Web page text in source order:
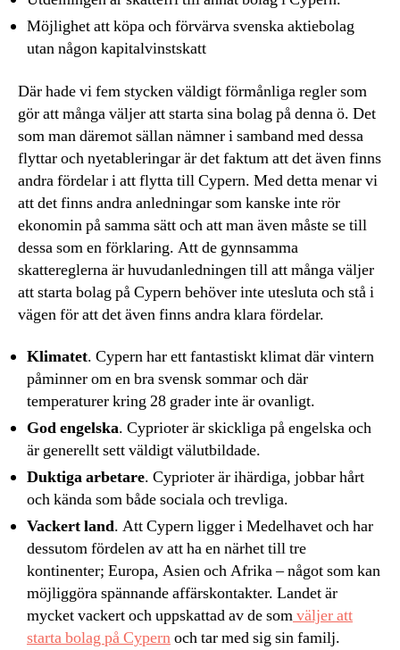
Möjlighet att köpa och förvärva svenska aktiebolag
utan någon kapitalvinstskatt
Där hade vi fem stycken väldigt förmånliga regler som
gör att många väljer att starta sina bolag på denna ö. Det
som man däremot sällan nämner i samband med dessa
flyttar och nyetableringar är det faktum att det även finns
andra fördelar i att flytta till Cypern. Med detta menar vi
att det finns andra anledningar som kanske inte rör
ekonomin på samma sätt och att man även måste se till
dessa som en förklaring. Att de gynnsamma
skattereglerna är huvudanledningen till att många väljer
att starta bolag på Cypern behöver inte utesluta och stå i
vägen för att det även finns andra klara fördelar.
Klimatet. Cypern har ett fantastiskt klimat där vintern
påminner om en bra svensk sommar och där
temperaturer kring 28 grader inte är ovanligt.
God engelska. Cyprioter är skickliga på engelska och
är generellt sett väldigt välutbildade.
Duktiga arbetare. Cyprioter är ihärdiga, jobbar hårt
och kända som både sociala och trevliga.
Vackert land. Att Cypern ligger i Medelhavet och har
dessutom fördelen av att ha en närhet till tre
kontinenter; Europa, Asien och Afrika – något som kan
möjliggöra spännande affärskontakter. Landet är
mycket vackert och uppskattad av de somväljer att
starta bolag på Cypernoch tar med sig sin familj.